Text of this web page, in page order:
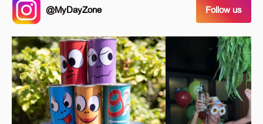
@MyDayZone Follow us